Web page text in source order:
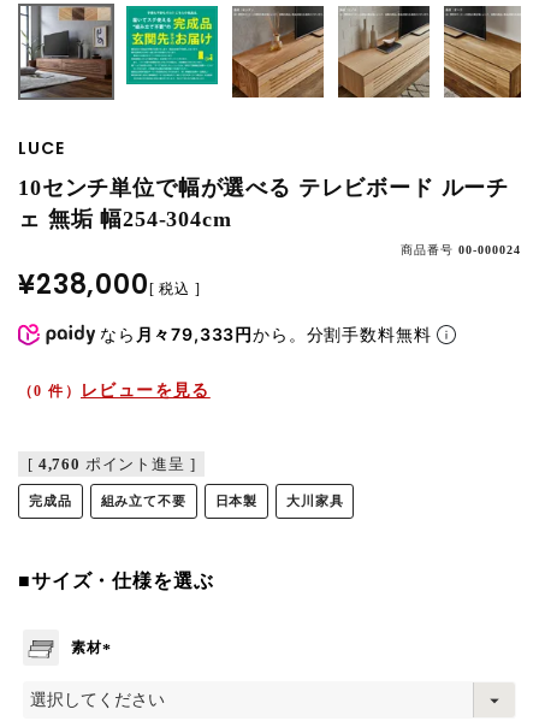
LUCE
10センチ単位で幅が選べる テレビボード ルーチ
ェ 無垢 幅254-304cm
商品番号 00-000024
¥238,000 税込
なら 月々79,333円から。分割手数料無料
（0 件） レビューを見る
[ 4,760 ポイント進呈 ]
完成品 組み立て不要 日本製 大川家具
■サイズ・仕様を選ぶ
素材
必